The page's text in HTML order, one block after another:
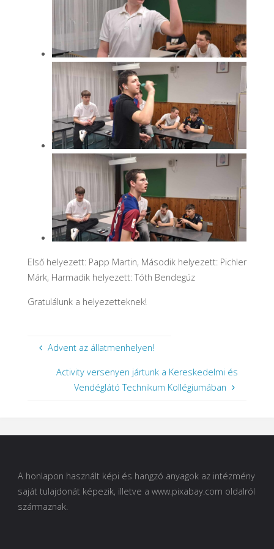
Első helyezett: Papp Martin, Második helyezett: Pichler
Márk, Harmadik helyezett: Tóth Bendegúz
Gratulálunk a helyezetteknek!
Advent az állatmenhelyen!
Activity versenyen jártunk a Kereskedelmi és
Vendéglátó Technikum Kollégiumában
A honlapon használt képi és hangzó anyagok az intézmény
saját tulajdonát képezik, illetve a www.pixabay.com oldalról
származnak.